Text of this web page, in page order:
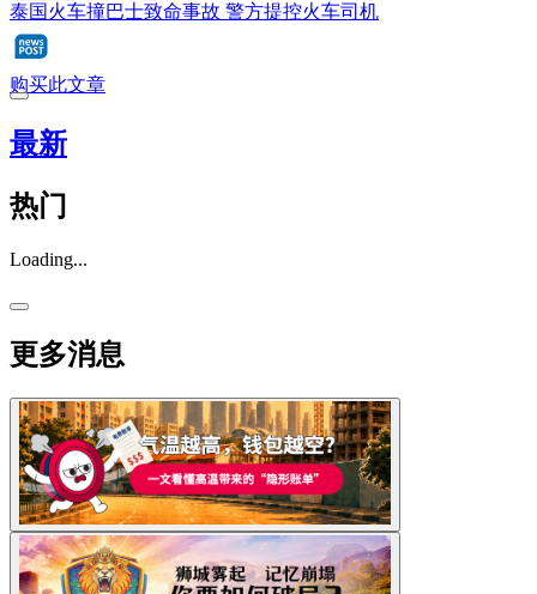
泰国火车撞巴士致命事故 警方提控火车司机
购买此文章
最新
热门
Loading...
更多消息